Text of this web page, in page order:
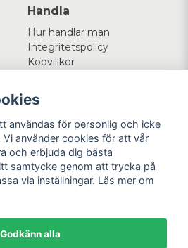
Handla
Hur handlar man
Integritetspolicy
Köpvillkor
Följ oss
Facebook
Instagram
Vi levererar med
användas för personlig och icke
Vi använder cookies för att vår
och erbjuda dig bästa
samtycke genom att trycka på
via inställningar. Läs mer om
Godkänn alla